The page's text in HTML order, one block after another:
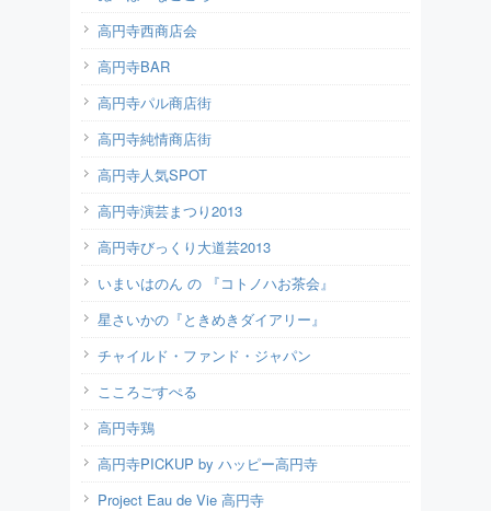
高円寺西商店会
高円寺BAR
高円寺パル商店街
高円寺純情商店街
高円寺人気SPOT
高円寺演芸まつり2013
高円寺びっくり大道芸2013
いまいはのん の 『コトノハお茶会』
星さいかの『ときめきダイアリー』
チャイルド・ファンド・ジャパン
こころごすぺる
高円寺鶏
高円寺PICKUP by ハッピー高円寺
Project Eau de Vie 高円寺